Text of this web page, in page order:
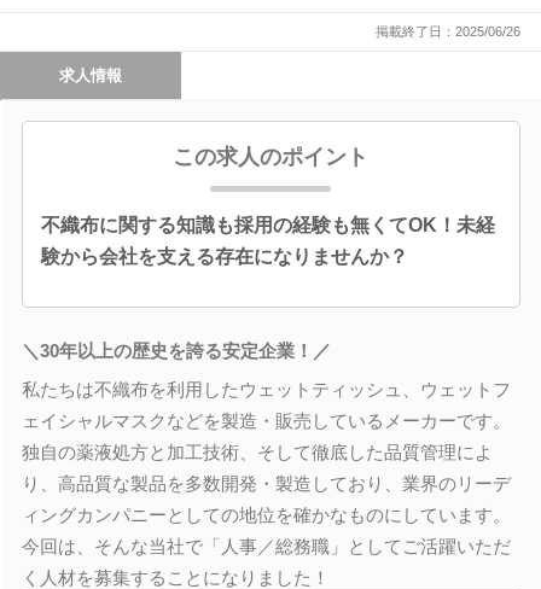
掲載終了日：2025/06/26
求人情報
この求人のポイント
不織布に関する知識も採用の経験も無くてOK！未経
験から会社を支える存在になりませんか？
＼30年以上の歴史を誇る安定企業！／
私たちは不織布を利用したウェットティッシュ、ウェットフ
ェイシャルマスクなどを製造・販売しているメーカーです。
独自の薬液処方と加工技術、そして徹底した品質管理によ
り、高品質な製品を多数開発・製造しており、業界のリーデ
ィングカンパニーとしての地位を確かなものにしています。
今回は、そんな当社で「人事／総務職」としてご活躍いただ
く人材を募集することになりました！